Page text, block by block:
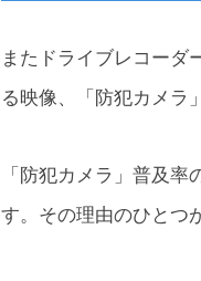
またドライブレコーダ
る映像、「防犯カメラ
「防犯カメラ」普及
す。その理由のひとつ